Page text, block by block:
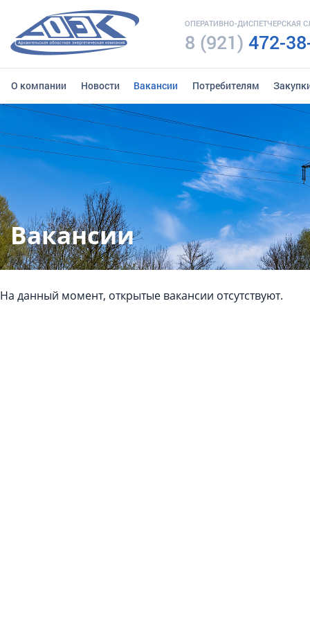
ОПЕРАТИВНО-ДИСПЕТЧЕРСКАЯ
8 (921) 472-
О компании Новости Вакансии Потребителям
Вакансии
На данный момент, открытые вакансии отсутствуют.